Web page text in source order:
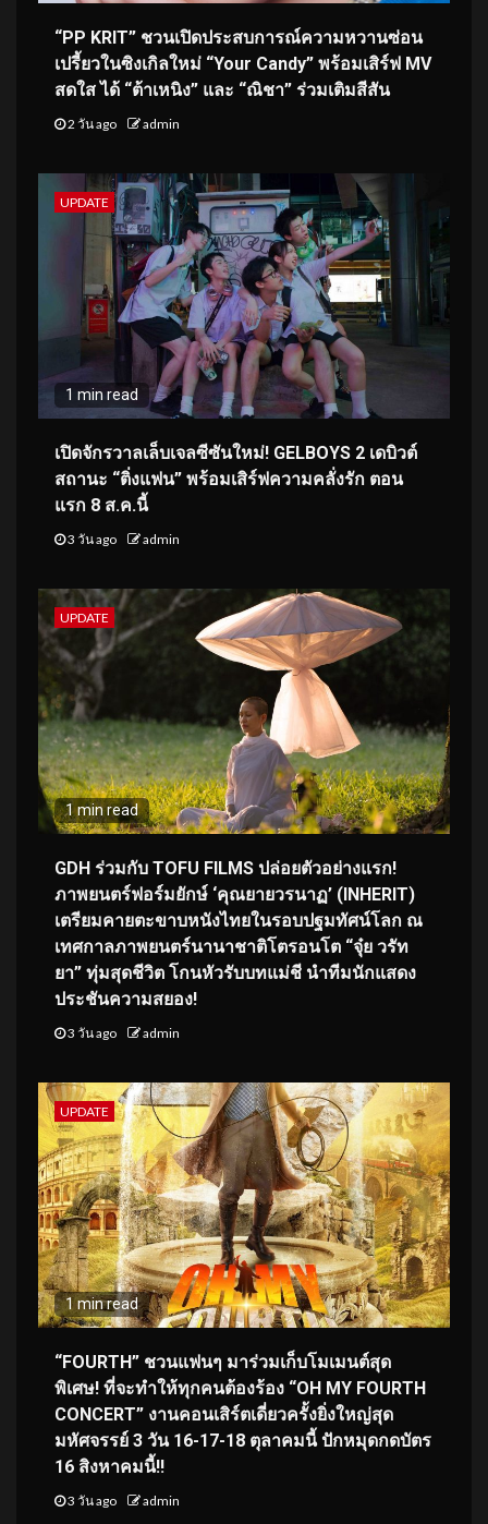
“PP KRIT” ชวนเปิดประสบการณ์ความหวานซ่อน
เปรี้ยวในซิงเกิลใหม่ “Your Candy” พร้อมเสิร์ฟ MV
สดใส ได้ “ต้าเหนิง” และ “ณิชา” ร่วมเติมสีสัน
2 วัน ago admin
UPDATE
1 min read
เปิดจักรวาลเล็บเจลซีซันใหม่! GELBOYS 2 เดบิวต์
สถานะ “ติ่งแฟน” พร้อมเสิร์ฟความคลั่งรัก ตอน
แรก 8 ส.ค.นี้
3 วัน ago admin
UPDATE
1 min read
GDH ร่วมกับ TOFU FILMS ปล่อยตัวอย่างแรก!
ภาพยนตร์ฟอร์มยักษ์ ‘คุณยายวรนาฏ’ (INHERIT)
เตรียมคายตะขาบหนังไทยในรอบปฐมทัศน์โลก ณ
เทศกาลภาพยนตร์นานาชาติโตรอนโต “จุ๋ย วรัท
ยา” ทุ่มสุดชีวิต โกนหัวรับบทแม่ชี นำทีมนักแสดง
ประชันความสยอง!
3 วัน ago admin
UPDATE
1 min read
“FOURTH” ชวนแฟนๆ มาร่วมเก็บโมเมนต์สุด
พิเศษ! ที่จะทำให้ทุกคนต้องร้อง “OH MY FOURTH
CONCERT” งานคอนเสิร์ตเดี่ยวครั้งยิ่งใหญ่สุด
มหัศจรรย์ 3 วัน 16-17-18 ตุลาคมนี้ ปักหมุดกดบัตร
16 สิงหาคมนี้!!
3 วัน ago admin